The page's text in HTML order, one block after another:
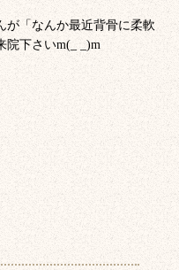
が「なんか最近背骨に柔軟
院下さいm(_ _)m